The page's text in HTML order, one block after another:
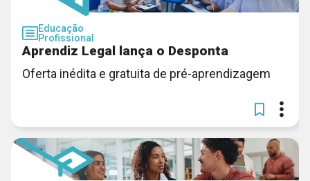
Educação
Profissional
Aprendiz Legal lança o Desponta
Oferta inédita e gratuita de pré-aprendizagem